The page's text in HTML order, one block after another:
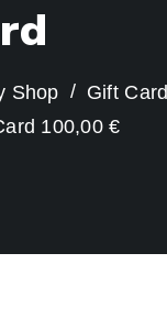
rd
Shop
Gift Card
100,00 €